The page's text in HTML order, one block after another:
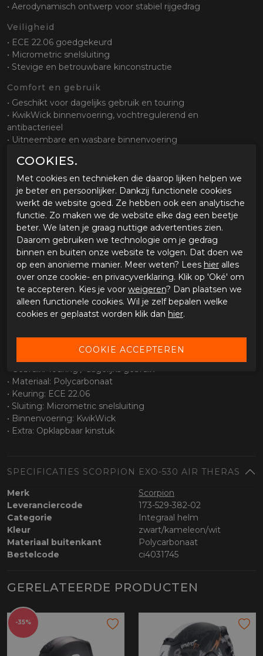
• Aerodynamisch ontwerp voor stabiel rijgedrag
Veiligheid
• ECE 22.06 goedgekeurd
• Micrometric snelsluiting
• Stevige en betrouwbare kinconstructie
Comfort en gebruik
• Geschikt voor dagelijks gebruik en touring
• KwikWick binnenvoering, vochtregulerend en
antibacterieel
• Uitneembare en wasbare binnenvoering
Ventilatie
• Efficiënt ventilatiesysteem voor goede luchtcirculatie
• Houdt het hoofd koel tijdens het rijden
Pasvorm en systeem
• Opklapbaar kinstuk voor extra gebruiksgemak
• Comfortabele en stabiele pasvorm
• Ideaal voor touring en stadsgebruik
Vizier en zicht
• Breed gezichtsveld
• Pinlock voorbereiding
• Intern zonnevizier
• Eenvoudig te bedienen viziersysteem
• Gebruik: Touring / dagelijks gebruik
• Materiaal: Polycarbonaat
• Keuring: ECE 22.06
• Sluiting: Micrometric snelsluiting
• Binnenvoering: KwikWick
• Extra: Opklapbaar kinstuk
SPECIFICATIES SCORPION EXO-530 AIR THERAS
Merk
Scorpion
Leveranciercode
173-529-382-02
Categorie
Integraal helm
Kleur
zwart/kameleon/wit
Materiaal buitenkant
Polycarbonaat
Bestelcode
ci4031745
GERELATEERDE PRODUCTEN
-35%
COOKIES.
Met cookies en technieken die daarop lijken helpen we
je beter en persoonlijker. Dankzij functionele cookies
werkt de website goed. Ze hebben ook een analytische
functie. Zo maken we de website elke dag een beetje
beter. We laten je graag nuttige advertenties zien.
Daarom gebruiken we technologie om je gedrag
binnen en buiten onze website te volgen. Dat doen we
op een anonieme manier. Meer weten? Lees hier alles
over onze cookie- en privacyverklaring. Klik op 'Oké' om
te accepteren. Kies je voor weigeren? Dan plaatsen we
alleen functionele cookies. Wil je zelf bepalen welke
cookies er geplaatst worden klik dan hier.